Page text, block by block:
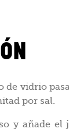
de vidrio
por sal.
y añade el